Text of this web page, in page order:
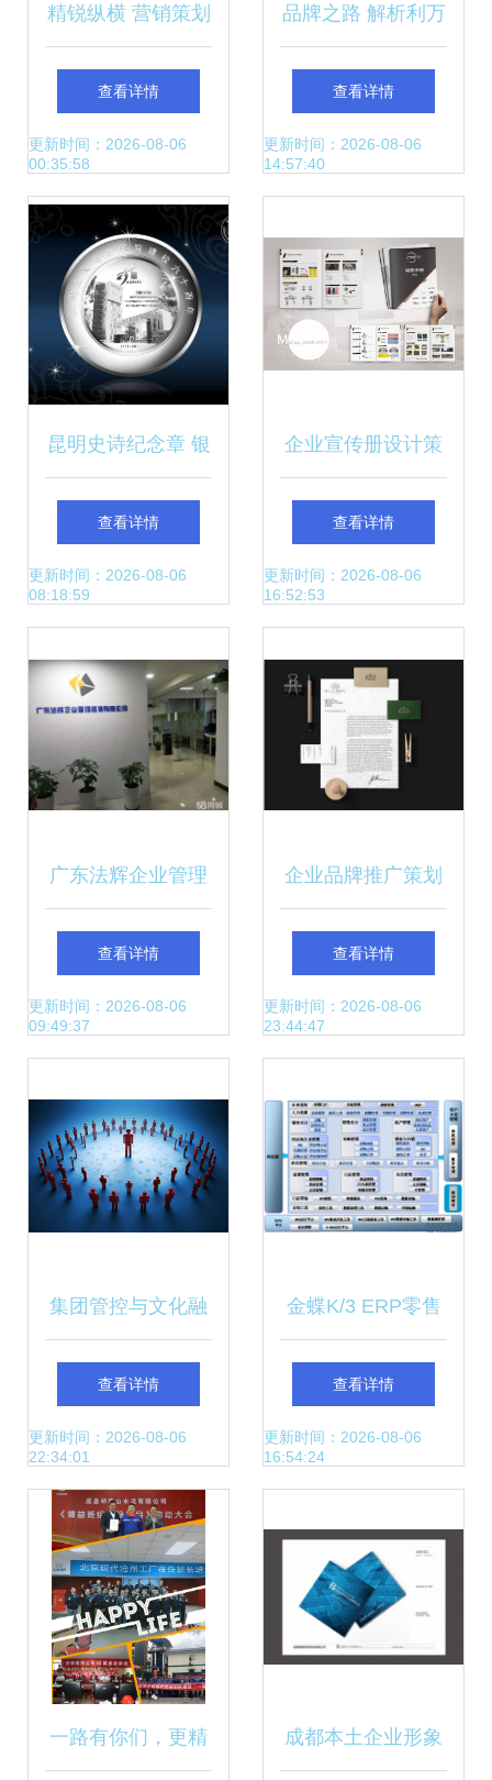
精锐纵横 营销策划
与管理咨询的双引
擎驱动
查看详情
更新时间：2026-08-06
00:35:58
品牌之路 解析利万
家实业深圳设计公
司的多元服务矩阵
查看详情
更新时间：2026-08-06
14:57:40
昆明史诗纪念章 银
铸春城，玉映滇韵
查看详情
更新时间：2026-08-06
08:18:59
企业宣传册设计策
划与企业形象塑造
全攻略
查看详情
更新时间：2026-08-06
16:52:53
广东法辉企业管理
咨询
查看详情
更新时间：2026-08-06
09:49:37
企业品牌推广策划
公司与管理咨询 一
加一大于二的价值
查看详情
更新时间：2026-08-06
23:44:47
集团管控与文化融
合 构建和谐共生的
企业生态
查看详情
更新时间：2026-08-06
22:34:01
金蝶K/3 ERP零售
解决方案 赋能零售
企业精细化管理升
查看详情
更新时间：2026-08-06
16:54:24
一路有你们，更精 成都本土企业形象